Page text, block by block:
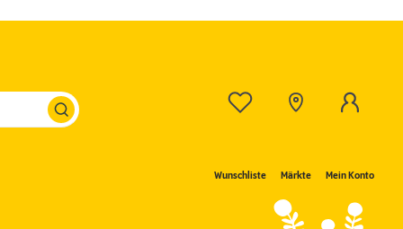
Wunschliste Märkte Mein Konto